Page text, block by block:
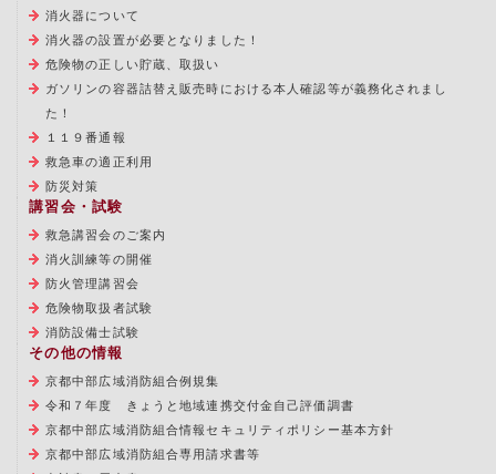
消火器について
消火器の設置が必要となりました！
危険物の正しい貯蔵、取扱い
ガソリンの容器詰替え販売時における本人確認等が義務化されまし
た！
１１９番通報
救急車の適正利用
防災対策
講習会・試験
救急講習会のご案内
消火訓練等の開催
防火管理講習会
危険物取扱者試験
消防設備士試験
その他の情報
京都中部広域消防組合例規集
令和７年度 きょうと地域連携交付金自己評価調書
京都中部広域消防組合情報セキュリティポリシー基本方針
京都中部広域消防組合専用請求書等